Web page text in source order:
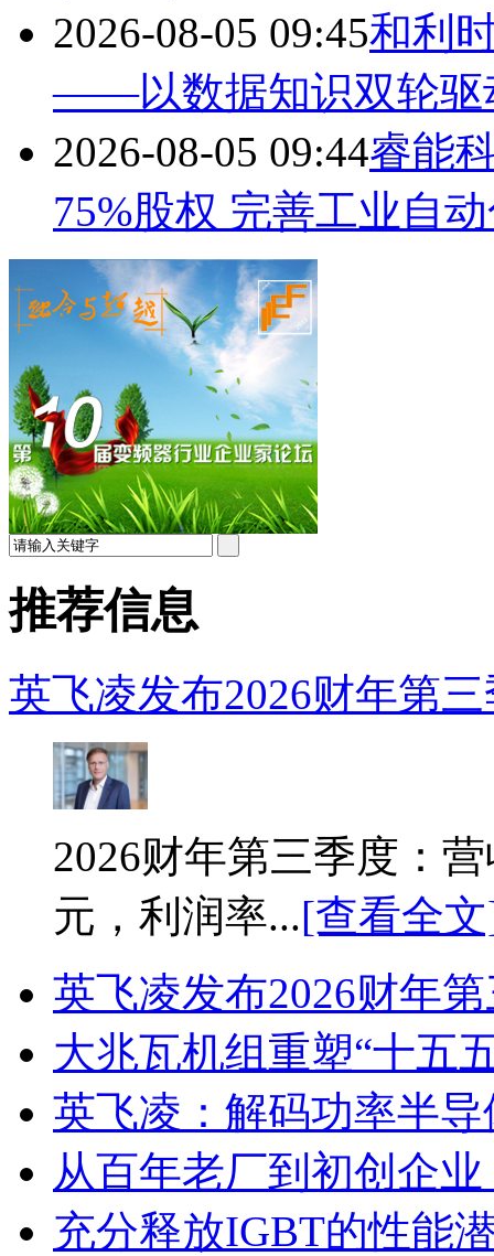
2026-08-05 09:45和利
——以数据知识双轮驱
2026-08-05 09:44睿能
75%股权 完善工业自
推荐信息
英飞凌发布2026财年第
2026财年第三季度：
元，利润率...[查看全
英飞凌发布2026财年
大兆瓦机组重塑“十五
英飞凌：解码功率半
从百年老厂到初创企
充分释放IGBT的性能